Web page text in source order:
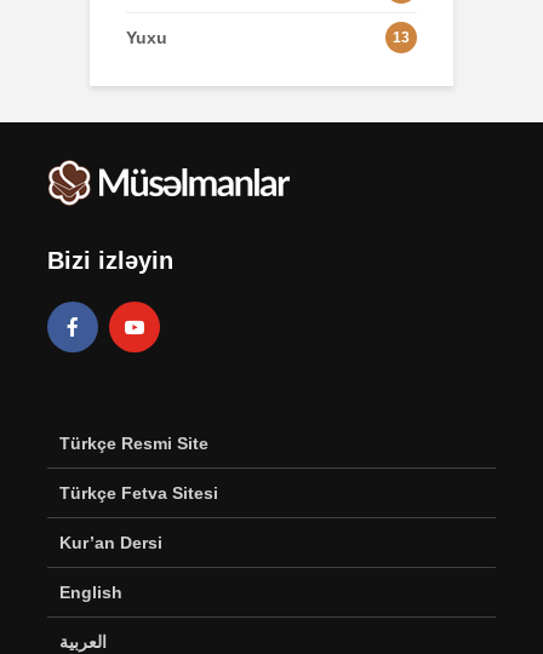
Yuxu 13
Bizi izləyin
Türkçe Resmi Site
Türkçe Fetva Sitesi
Kur’an Dersi
English
العربية